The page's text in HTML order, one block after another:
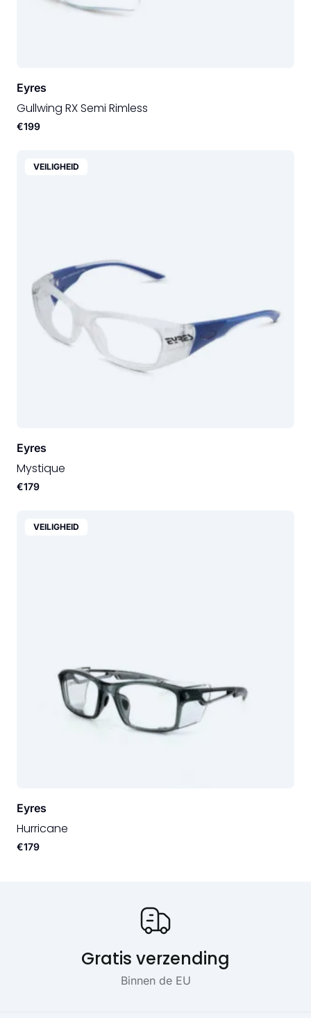
Eyres
Gullwing RX Semi Rimless
€199
VEILIGHEID
Eyres
Mystique
€179
VEILIGHEID
Eyres
Hurricane
€179
Gratis verzending
Binnen de EU